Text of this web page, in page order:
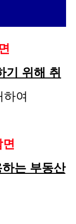
기 위해 취
하여
는 부동산